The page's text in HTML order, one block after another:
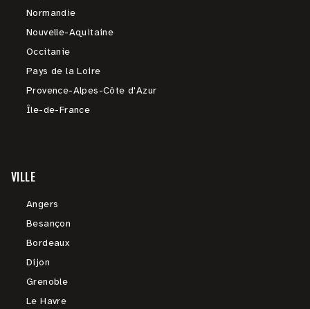
Normandie
Nouvelle-Aquitaine
Occitanie
Pays de la Loire
Provence-Alpes-Côte d'Azur
Île-de-France
VILLE
Angers
Besançon
Bordeaux
Dijon
Grenoble
Le Havre